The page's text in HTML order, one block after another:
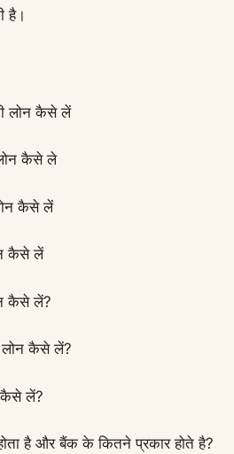
है।
लोन कैसे लें
कैसे ले
कैसे लें
कैसे लें
कैसे लें?
कैसे लें?
कैसे लें?
है और बैंक के कितने प्रकार होते है?